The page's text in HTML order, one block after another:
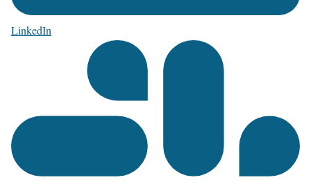
LinkedIn